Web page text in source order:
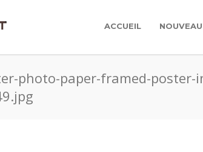
ACCUEIL
photo-paper-framed-poster-